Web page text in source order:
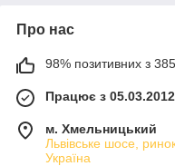
Про нас
98% позитивних з 385
Працює з 05.03.2012
м. Хмельницький
Львівське шосе,
Україна